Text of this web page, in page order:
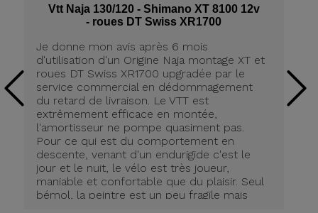
Vtt Naja 130/120 - Shimano XT 8100 12v
- roues DT Swiss XR1700
Je donne mon avis après 6 mois
d'utilisation d'un Origine Naja montage XT et
roues DT Swiss XR1700 upgradée par le
service commercial en dédommagement
du retard de livraison. Le VTT est
extrêmement efficace en montée,
l'amortisseur ne pompe quasiment pas.
Pour ce qui est du comportement en
descente, venant d'un endurigide c'est le
jour et le nuit, le vélo est très joueur,
maniable et confortable que du plaisir. Seul
bémol, la peintre est un peu fragile mais